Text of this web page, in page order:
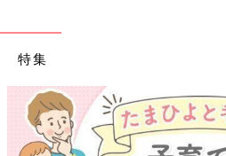
特集
【ワクチン接種できるものも】